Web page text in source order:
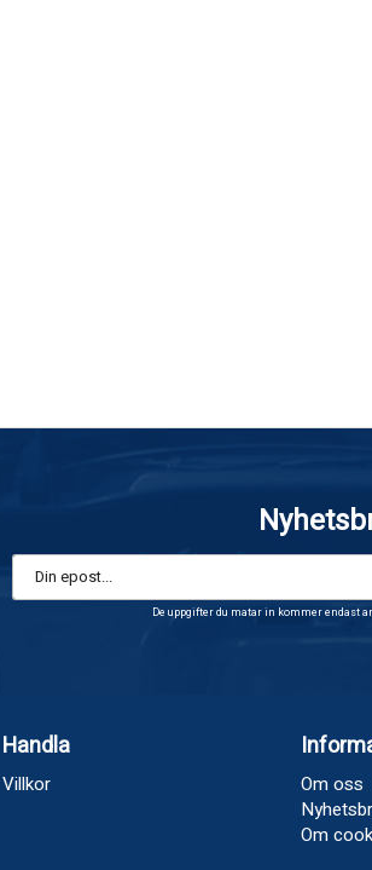
De uppgifter du matar in kommer endast
Handla
Villkor
Om oss
Om